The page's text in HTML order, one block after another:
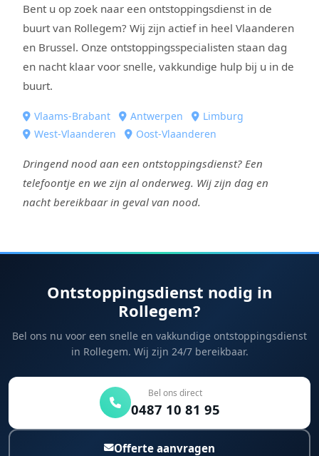
Bent u op zoek naar een ontstoppingsdienst in de
buurt van Rollegem? Wij zijn actief in heel Vlaanderen
en Brussel. Onze ontstoppingsspecialisten staan dag
en nacht klaar voor snelle, vakkundige hulp bij u in de
buurt.
Vlaams-Brabant Antwerpen
Limburg
West-Vlaanderen
Oost-Vlaanderen
Dringend nood aan een ontstoppingsdienst? Een
telefoontje en we zijn al onderweg. Wij zijn dag en
nacht bereikbaar in geval van nood.
Ontstoppingsdienst nodig in
Rollegem?
Bel ons nu voor een snelle en vakkundige ontstoppingsdienst
in Rollegem. Wij zijn 24/7 bereikbaar.
Bel ons direct
0487 10 81 95
Offerte aanvragen